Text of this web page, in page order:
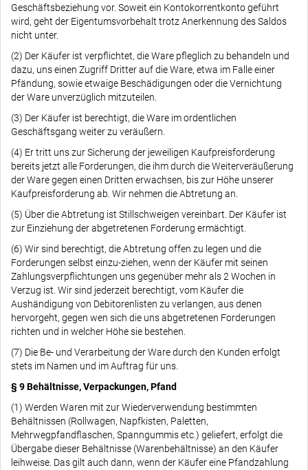
Geschäftsbeziehung vor. Soweit ein Kontokorrentkonto geführt
wird, geht der Eigentumsvorbehalt trotz Anerkennung des Saldos
nicht unter.
(2) Der Käufer ist verpflichtet, die Ware pfleglich zu behandeln und
dazu, uns einen Zugriff Dritter auf die Ware, etwa im Falle einer
Pfändung, sowie etwaige Beschädigungen oder die Vernichtung
der Ware unverzüglich mitzuteilen.
(3) Der Käufer ist berechtigt, die Ware im ordentlichen
Geschäftsgang weiter zu veräußern.
(4) Er tritt uns zur Sicherung der jeweiligen Kaufpreisforderung
bereits jetzt alle Forderungen, die ihm durch die Weiterveräußerung
der Ware gegen einen Dritten erwachsen, bis zur Höhe unserer
Kaufpreisforderung ab. Wir nehmen die Abtretung an.
(5) Über die Abtretung ist Stillschweigen vereinbart. Der Käufer ist
zur Einziehung der abgetretenen Forderung ermächtigt.
(6) Wir sind berechtigt, die Abtretung offen zu legen und die
Forderungen selbst einzu-ziehen, wenn der Käufer mit seinen
Zahlungsverpflichtungen uns gegenüber mehr als 2 Wochen in
Verzug ist. Wir sind jederzeit berechtigt, vom Käufer die
Aushändigung von Debitorenlisten zu verlangen, aus denen
hervorgeht, gegen wen sich die uns abgetretenen Forderungen
richten und in welcher Höhe sie bestehen.
(7) Die Be- und Verarbeitung der Ware durch den Kunden erfolgt
stets im Namen und im Auftrag für uns.
§ 9 Behältnisse, Verpackungen, Pfand
(1) Werden Waren mit zur Wiederverwendung bestimmten
Behältnissen (Rollwagen, Napfkisten, Paletten,
Mehrwegpfandflaschen, Spanngummis etc.) geliefert, erfolgt die
Übergabe dieser Behältnisse (Warenbehältnisse) an den Käufer
leihweise. Das gilt auch dann, wenn der Käufer eine Pfandzahlung